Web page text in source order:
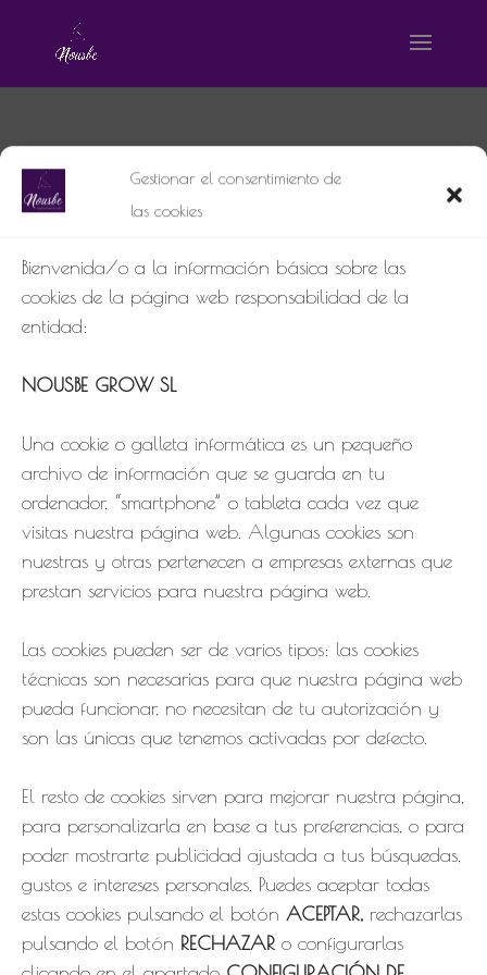
Gestionar el consentimiento de
las cookies
Bienvenida/o a la información básica sobre las
cookies de la página web responsabilidad de la
entidad:
NOUSBE GROW SL
Una cookie o galleta informática es un pequeño
archivo de información que se guarda en tu
ordenador, “smartphone” o tableta cada vez que
visitas nuestra página web. Algunas cookies son
nuestras y otras pertenecen a empresas externas que
prestan servicios para nuestra página web.
Las cookies pueden ser de varios tipos: las cookies
técnicas son necesarias para que nuestra página web
pueda funcionar, no necesitan de tu autorización y
son las únicas que tenemos activadas por defecto.
El resto de cookies sirven para mejorar nuestra página,
para personalizarla en base a tus preferencias, o para
poder mostrarte publicidad ajustada a tus búsquedas,
gustos e intereses personales. Puedes aceptar todas
estas cookies pulsando el botón ACEPTAR, rechazarlas
pulsando el botón RECHAZAR o configurarlas
cropped-Imagen-de-
WhatsApp-2023-09-15-
a-las-19.12.jpg
por webmaster NosuBe| Sep 15, 2023|0 Comentarios
https://www.nousbe.com/wp-
content/uploads/2023/09/cropped-
19.12.jpg
Tipos de contenido
Página (24)